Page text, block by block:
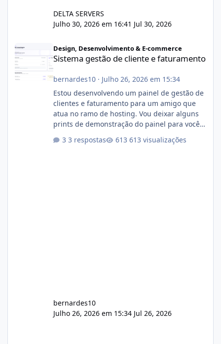
DELTA SERVERS
Julho 30, 2026 em 16:41 Jul 30, 2026
Design, Desenvolvimento & E-commerce
Sistema gestão de cliente e faturamento
bernardes10· Julho 26, 2026 em 15:34
Estou desenvolvendo um painel de gestão de
clientes e faturamento para um amigo que
atua no ramo de hosting. Vou deixar alguns
prints de demonstração do painel para vocês
com cerca de 80% concluído e conta com
3 respostas 613 visualizações
bernardes10
Julho 26, 2026 em 15:34 Jul 26, 2026